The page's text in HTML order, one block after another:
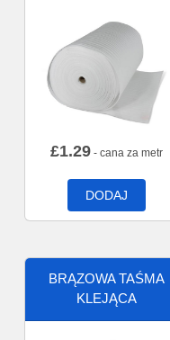
£1.29- cana za metr
DODAJ
BRĄZOWA TAŚMA
KLEJĄCA